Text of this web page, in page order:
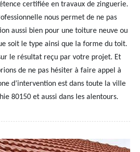
certifiée en travaux de zinguerie.
nous permet de ne pas
aussi bien pour une toiture neuve ou
soit le type ainsi que la forme du toit.
le résultat reçu par votre projet. Et
de ne pas hésiter à faire appel à
d’intervention est dans toute la ville
80150 et aussi dans les alentours.